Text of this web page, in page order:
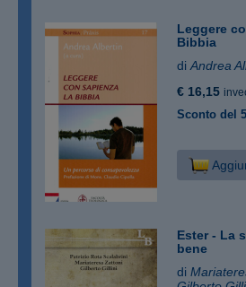
Leggere
Bibbia
diAndrea
€ 16,15
Sconto del
Ester - La
bene
di